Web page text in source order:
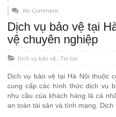
No Comment
Dịch vụ bảo vệ tại
vệ chuyên nghiệp
Dịch vụ bảo vệ , Tin tức
Dịch vụ bảo vệ tại Hà Nội thuộc
cung cấp các hình thức dịch vụ
nhu cầu của khách hàng là cá
an toàn tài sản và tính mạng.